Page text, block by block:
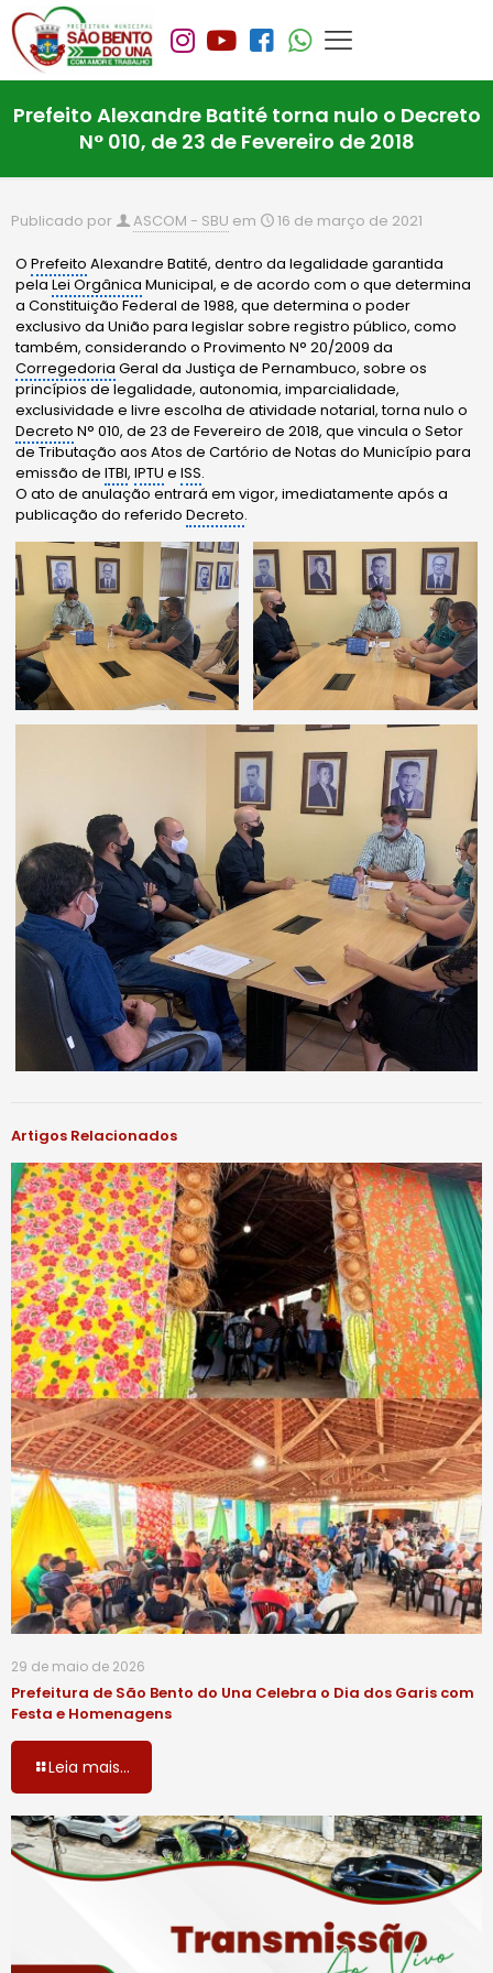
Prefeito Alexandre Batité torna nulo o Decreto
N° 010, de 23 de Fevereiro de 2018
Publicado por ASCOM - SBU em 16 de março de 2021
OPrefeito Alexandre Batité, dentro da legalidade garantida
pelaLei Orgânica Municipal, e de acordo com o que determina
a Constituição Federal de 1988, que determina o poder
exclusivo da União para legislar sobre registro público, como
também, considerando o Provimento N° 20/2009 da
Corregedoria Geral da Justiça de Pernambuco, sobre os
princípios de legalidade, autonomia, imparcialidade,
exclusividade e livre escolha de atividade notarial, torna nulo o
Decreto N° 010, de 23 de Fevereiro de 2018, que vincula o Setor
de Tributação aos Atos de Cartório de Notas do Município para
emissão deITBI,IPTU eISS.
O ato de anulação entrará em vigor, imediatamente após a
publicação do referidoDecreto.
Artigos Relacionados
29 de maio de 2026
Prefeitura de São Bento do Una Celebra o Dia dos Garis com
Festa e Homenagens
Leia mais...